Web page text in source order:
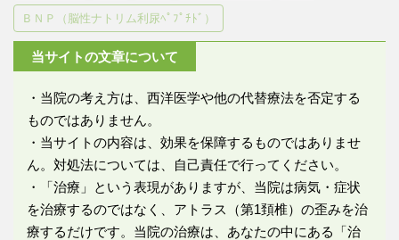
ＢＮＰ（脳性ナトリム利尿ﾍﾟﾌﾟﾁﾄﾞ）
当サイトの文章について
・当院の考え方は、西洋医学や他の代替療法を否定する
ものではありません。
・当サイトの内容は、効果を保障するものではありませ
ん。対処法については、自己責任で行ってください。
・「治療」という表現がありますが、当院は病気・症状
を治療するのではなく、アトラス（第1頚椎）の歪みを治
療するだけです。当院の治療は、あなたの中にある「治